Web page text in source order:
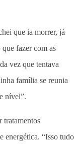
que ia morrer, já
fazer com as
vez que tentava
família se reunia
nível”.
tratamentos
energética. “Isso tudo